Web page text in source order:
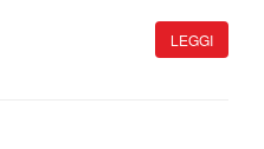
LEGGI